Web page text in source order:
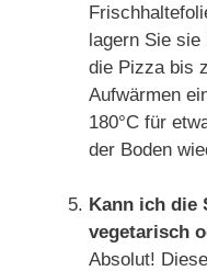
lagern Sie
die Pizza bis
Aufwärmen
180°C für
der Boden
Kann ich die
vegetarisch
Absolut!